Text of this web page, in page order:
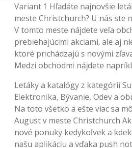
Variant 1 Hľadáte najnovšie
meste Christchurch? U nás ste
V tomto meste nájdete veľa
prebiehajúcimi akciami, ale aj
ktoré prichádzajú s novými
Medzi obchodmi nájdete
Letáky a katalógy z kategórií
Elektronika, Bývanie, Odev a
Na toto všetko a ešte viac sa
August v meste Christchurch
nové ponuky kedykoľvek a
našu aplikáciu a vďaka push